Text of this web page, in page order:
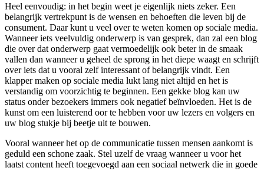
Heel eenvoudig: in het begin weet je eigenlijk niets zeker. Een
belangrijk vertrekpunt is de wensen en behoeften die leven bij de
consument. Daar kunt u veel over te weten komen op sociale media.
Wanneer iets veelvuldig onderwerp is van gesprek, dan zal een blog
die over dat onderwerp gaat vermoedelijk ook beter in de smaak
vallen dan wanneer u geheel de sprong in het diepe waagt en schrijft
over iets dat u vooral zelf interessant of belangrijk vindt. Een
klapper maken op sociale media lukt lang niet altijd en het is
verstandig om voorzichtig te beginnen. Een gekke blog kan uw
status onder bezoekers immers ook negatief beïnvloeden. Het is de
kunst om een luisterend oor te hebben voor uw lezers en volgers en
uw blog stukje bij beetje uit te bouwen.
Vooral wanneer het op de communicatie tussen mensen aankomt is
geduld een schone zaak. Stel uzelf de vraag wanneer u voor het
laatst content heeft toegevoegd aan een sociaal netwerk die in goede